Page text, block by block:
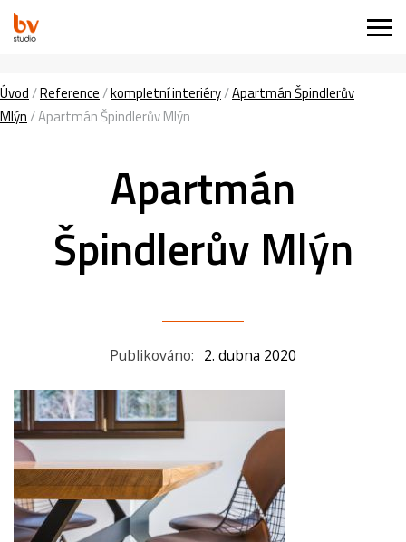
Úvod/Reference/kompletní interiéry/Apartmán Špindlerův
Mlýn/Apartmán Špindlerův Mlýn
Apartmán
Špindlerův Mlýn
Publikováno: 2. dubna 2020